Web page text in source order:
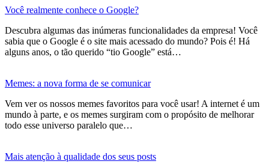
Você realmente conhece o Google?
Descubra algumas das inúmeras funcionalidades da empresa! Você
sabia que o Google é o site mais acessado do mundo? Pois é! Há
alguns anos, o tão querido “tio Google” está…
Memes: a nova forma de se comunicar
Vem ver os nossos memes favoritos para você usar! A internet é um
mundo à parte, e os memes surgiram com o propósito de melhorar
todo esse universo paralelo que…
Mais atenção à qualidade dos seus posts